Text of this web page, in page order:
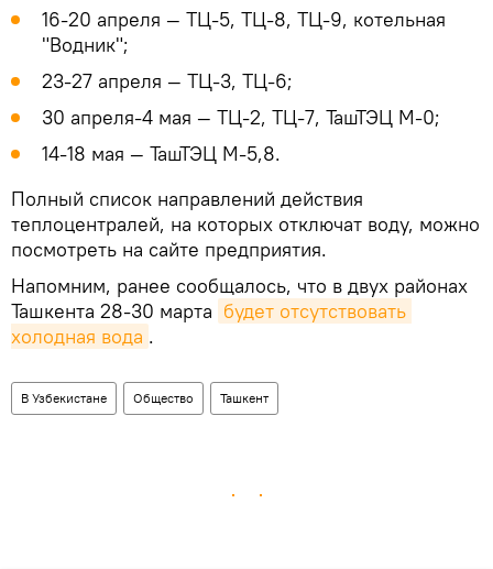
16-­20 апреля — ­ТЦ-5, ТЦ-­8, ТЦ-­9, котельная
"Водник";
23-­27 апреля — ­ТЦ-3, ТЦ-­6;
30 апреля-4 мая — ­ТЦ-2, ТЦ-­7, ТашТЭЦ М-­0;
14­-18 мая — ТашТЭЦ М-­5,8.
Полный список направлений действия
теплоцентралей, на которых отключат воду, можно
посмотреть на сайте предприятия.
Напомним, ранее сообщалось, что в двух районах
Ташкента 28-30 марта будет отсутствовать
холодная вода .
В Узбекистане Общество Ташкент